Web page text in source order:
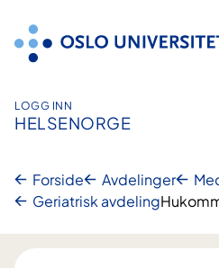
innhold
LOGG INN
HELSENORGE
Forside Avdelinger
Geriatrisk avdeling